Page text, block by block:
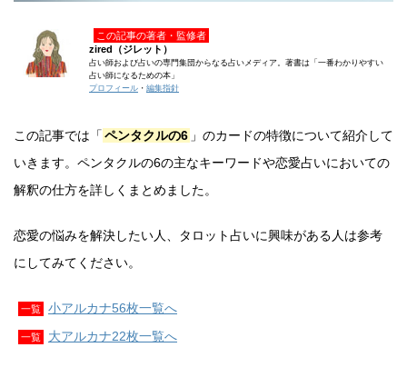
この記事の著者・監修者
zired（ジレット）
占い師および占いの専門集団からなる占いメディア。著書は「一番わかりやすい
占い師になるための本」
プロフィール ・ 編集指針
この記事では「 ペンタクルの6 」のカードの特徴について紹介して
いきます。ペンタクルの6の主なキーワードや恋愛占いにおいての
解釈の仕方を詳しくまとめました。
恋愛の悩みを解決したい人、タロット占いに興味がある人は参考
にしてみてください。
一覧 小アルカナ56枚一覧へ
一覧 大アルカナ22枚一覧へ